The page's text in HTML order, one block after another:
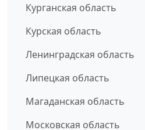
Курганская область
Курская область
Ленинградская область
Липецкая область
Магаданская область
Московская область